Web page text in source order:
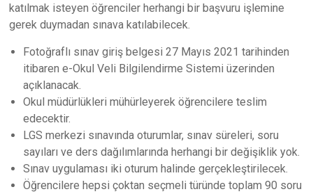
katılmak isteyen öğrenciler herhangi bir başvuru işlemine
gerek duymadan sınava katılabilecek.
Fotoğraflı sınav giriş belgesi 27 Mayıs 2021 tarihinden
itibaren e-Okul Veli Bilgilendirme Sistemi üzerinden
açıklanacak.
Okul müdürlükleri mühürleyerek öğrencilere teslim
edecektir.
LGS merkezi sınavında oturumlar, sınav süreleri, soru
sayıları ve ders dağılımlarında herhangi bir değişiklik yok.
Sınav uygulaması iki oturum halinde gerçekleştirilecek.
Öğrencilere hepsi çoktan seçmeli türünde toplam 90 soru